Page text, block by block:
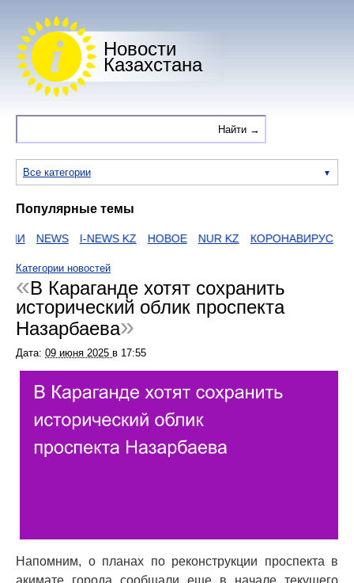
Новости
Казахстана
Все категории
Популярные темы
NEWS I-NEWS KZ НОВОЕ NUR KZ КОРОНАВИРУС
Категории новостей
В Караганде хотят сохранить
исторический облик проспекта
Назарбаева
Дата: 09 июня 2025 в 17:55
Напомним, о планах по реконструкции проспекта в